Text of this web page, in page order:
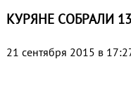
КУРЯНЕ СОБРАЛИ
21 сентября 2015 в